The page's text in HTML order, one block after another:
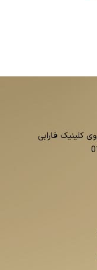
کلینیک فارابی